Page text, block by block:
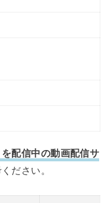
配信中の動画配信サ
ださい。